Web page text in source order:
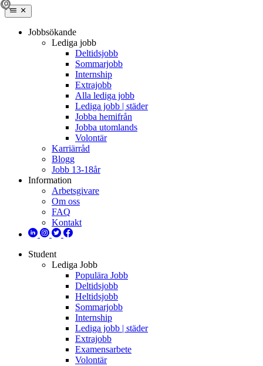
Jobbsökande
Lediga jobb
Deltidsjobb
Sommarjobb
Internship
Extrajobb
Alla lediga jobb
Lediga jobb | städer
Jobba hemifrån
Jobba utomlands
Volontär
Karriärråd
Blogg
Jobb 13-18år
Information
Arbetsgivare
Om oss
FAQ
Kontakt
Student
Lediga Jobb
Populära Jobb
Deltidsjobb
Heltidsjobb
Sommarjobb
Internship
Lediga jobb | städer
Extrajobb
Examensarbete
Volontär